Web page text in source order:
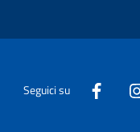
Seguici su